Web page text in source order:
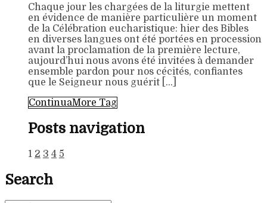
Chaque jour les chargées de la liturgie mettent
en évidence de manière particulière un moment
de la Célébration eucharistique: hier des Bibles
en diverses langues ont été portées en procession
avant la proclamation de la première lecture,
aujourd’hui nous avons été invitées à demander
ensemble pardon pour nos cécités, confiantes
que le Seigneur nous guérit […]
ContinuaMore Tag
Posts navigation
1 2 3 4 5
Search